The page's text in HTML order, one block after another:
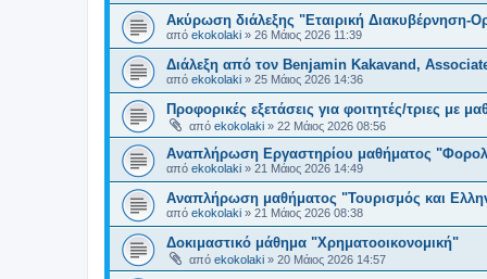
Ακύρωση διάλεξης "Εταιρική Διακυβέρνηση-
από ekokolaki » 26 Μάιος 2026 11:39
Διάλεξη από τον Benjamin Kakavand,
από ekokolaki » 25 Μάιος 2026 14:36
Προφορικές εξετάσεις για φοιτητές/τριες με
από ekokolaki » 22 Μάιος 2026 08:56
Αναπλήρωση Εργαστηρίου μαθήματος
από ekokolaki » 21 Μάιος 2026 14:49
Αναπλήρωση μαθήματος "Τουρισμός και
από ekokolaki » 21 Μάιος 2026 08:38
Δοκιμαστικό μάθημα "Χρηματοοικονομική"
από ekokolaki » 20 Μάιος 2026 14:57